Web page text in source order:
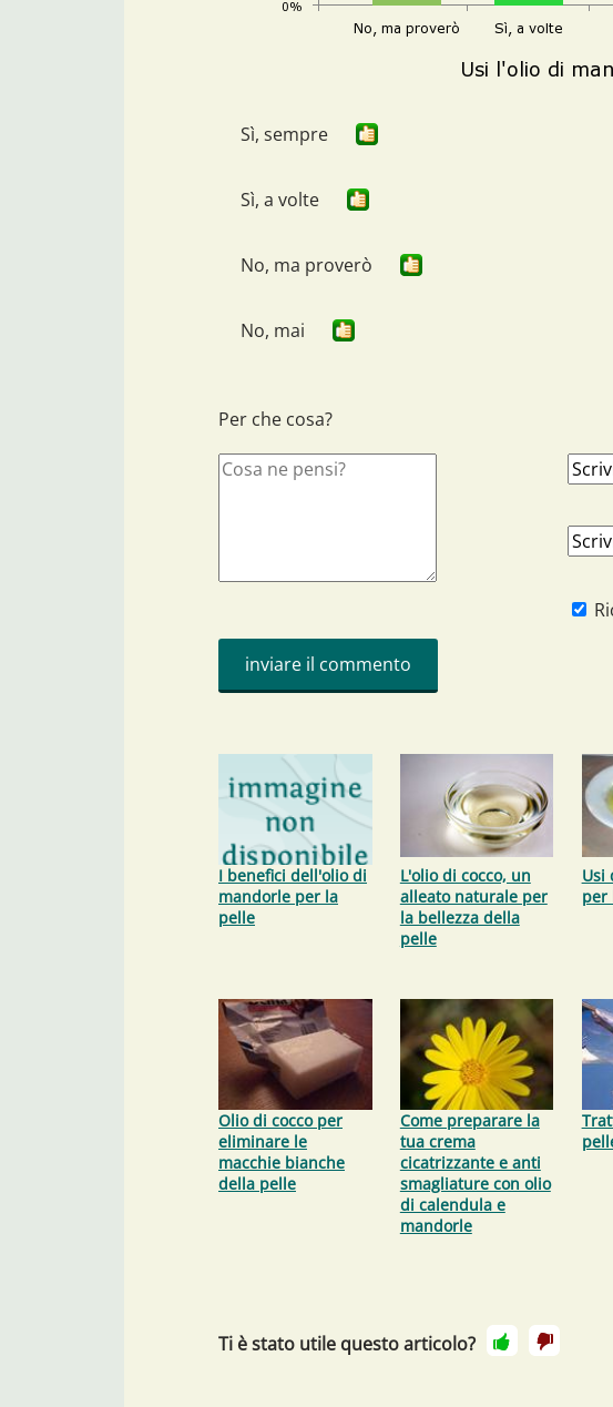
Sì, sempre
Sì, a volte
No, ma proverò
No, mai
Per che cosa?
I benefici dell'olio di
mandorle per la
pelle
L'olio di cocco, un
alleato naturale per
la bellezza della
pelle
Usi
per
Olio di cocco per
eliminare le
macchie bianche
della pelle
Come preparare la
tua crema
cicatrizzante e anti
smagliature con olio
di calendula e
mandorle
Ti è stato utile questo articolo?